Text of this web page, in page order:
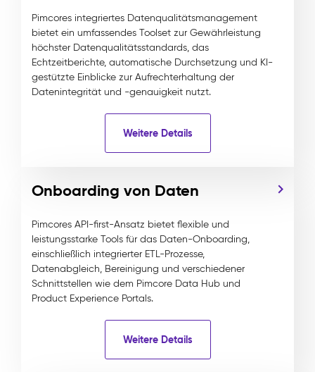
Pimcores integriertes Datenqualitätsmanagement
bietet ein umfassendes Toolset zur Gewährleistung
höchster Datenqualitätsstandards, das
Echtzeitberichte, automatische Durchsetzung und KI-
gestützte Einblicke zur Aufrechterhaltung der
Datenintegrität und -genauigkeit nutzt.
Weitere Details
Onboarding von Daten
Pimcores API-first-Ansatz bietet flexible und
leistungsstarke Tools für das Daten-Onboarding,
einschließlich integrierter ETL-Prozesse,
Datenabgleich, Bereinigung und verschiedener
Schnittstellen wie dem Pimcore Data Hub und
Product Experience Portals.
Weitere Details